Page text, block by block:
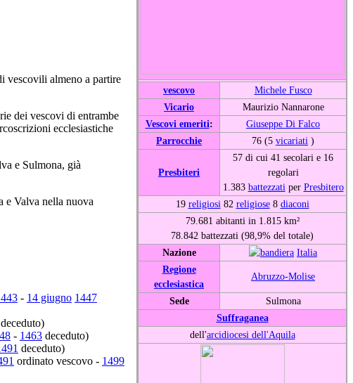
vescovo
Michele Fusco
Vicario
Maurizio Nannarone
Vescovi emeriti:
Giuseppe Di Falco
Parrocchie
76 (5 vicariati )
Presbiteri
57 di cui 41 secolari e 16
regolari
1.383 battezzatiper Presbitero
19 religiosi82 religiose8 diaconi
79.681 abitanti in 1.815 km²
78.842 battezzati (98,9% del totale)
Nazione
Italia
Regione
ecclesiastica
Abruzzo-Molise
Sede
Sulmona
Suffraganea
dell'arcidiocesi dell'Aquila
vescovili almeno a partire
dei vescovi di entrambe
ecclesiastiche
e Sulmona, già
e Valva nella nuova
- 14 giugno 1447
- 1463deceduto)
deceduto)
ordinato vescovo - 1499